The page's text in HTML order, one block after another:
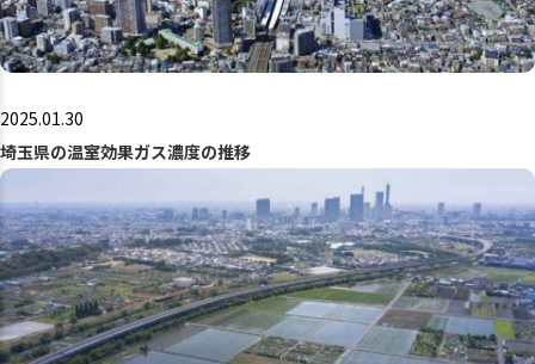
2025.01.30
埼玉県の温室効果ガス濃度の推移